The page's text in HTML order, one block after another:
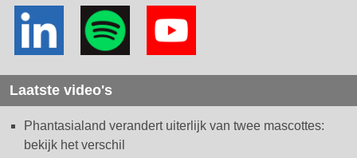
Laatste video's
Phantasialand verandert uiterlijk van twee mascottes:
bekijk het verschil